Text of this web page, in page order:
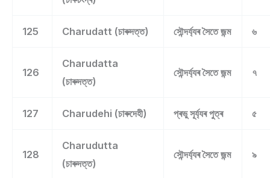
125 Charudatt (চাৰুদত্ত) সৌন্দৰ্য্যৰ সৈতে জন্ম ৬
126
Charudatta
(চাৰুদত্ত)
সৌন্দৰ্য্যৰ সৈতে জন্ম ৭
127 Charudehi (চাৰুদেহী) প্ৰভু সূৰ্য্যৰ পুত্ৰ ৫
128
Charudutta
(চাৰুদত্ত)
সৌন্দৰ্য্যৰ সৈতে জন্ম ৯